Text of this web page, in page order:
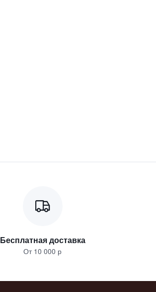
Бесплатная доставка
От 10 000 р